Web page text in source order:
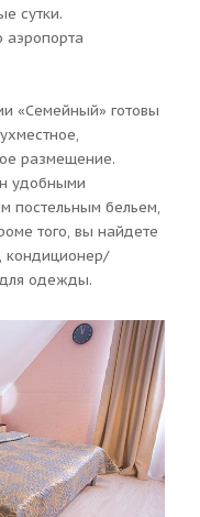
сутки.
аэропорта
«Семейный» готовы
размещение.
удобными
постельным бельем,
того, вы найдете
кондиционер/
одежды.